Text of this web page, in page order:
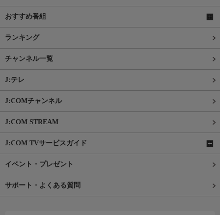
おすすめ番組
ランキング
チャンネル一覧
J:テレ
J:COMチャンネル
J:COM STREAM
J:COM TVサービスガイド
イベント・プレゼント
サポート・よくある質問